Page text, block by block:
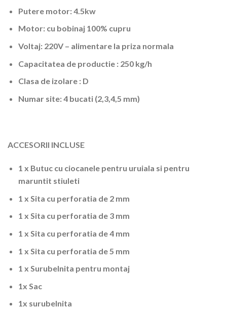
Putere motor: 4.5kw
Motor: cu bobinaj 100% cupru
Voltaj: 220V – alimentare la priza normala
Capacitatea de productie : 250 kg/h
Clasa de izolare : D
Numar site: 4 bucati (2,3,4,5 mm)
ACCESORII INCLUSE
1 x Butuc cu ciocanele pentru uruiala si pentru
maruntit stiuleti
1 x Sita cu perforatia de 2 mm
1 x Sita cu perforatia de 3 mm
1 x Sita cu perforatia de 4 mm
1 x Sita cu perforatia de 5 mm
1 x Surubelnita pentru montaj
1x Sac
1x surubelnita